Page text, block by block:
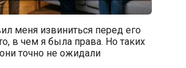
меня извиниться перед его
в чем я была права. Но таких
точно не ожидали